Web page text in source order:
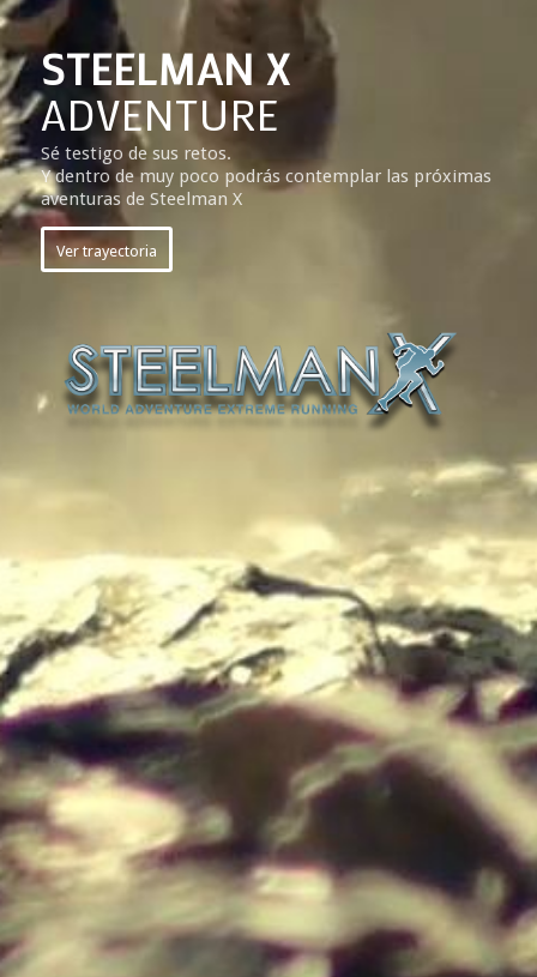
STEELMAN X
ADVENTURE
Sé testigo de sus retos.
Y dentro de muy poco podrás contemplar las próximas
aventuras de Steelman X
Ver trayectoria